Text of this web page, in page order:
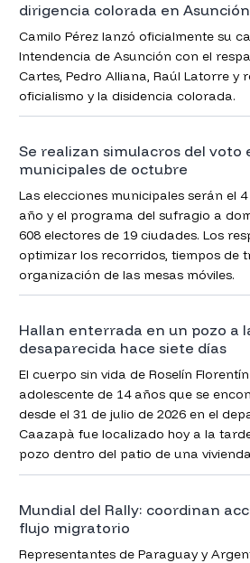
dirigencia colorada en Asunción
Camilo Pérez lanzó oficialmente su
Intendencia de Asunción con el
Cartes, Pedro Alliana, Raúl Latorre y
oficialismo y la disidencia colorada.
Se realizan simulacros del voto
municipales de octubre
Las elecciones municipales serán el
año y el programa del sufragio a
608 electores de 19 ciudades. Los
optimizar los recorridos, tiempos de
organización de las mesas móviles.
Hallan enterrada en un pozo a la adolescente
desaparecida hace siete días
El cuerpo sin vida de Roselín Florentín Gómez, una
adolescente de 14 años que se
desde el 31 de julio de 2026 en el
Caazapà fue localizado hoy a la tarde, enterrado en un
pozo dentro del patio de una
del principal sospechoso
Mundial del Rally: coordinan
flujo migratorio
Representantes de Paraguay y